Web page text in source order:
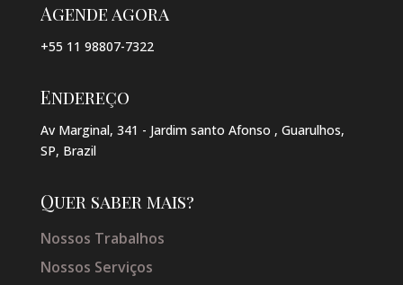
Agende agora
+55 11 98807-7322
Endereço
Av Marginal, 341 - Jardim santo Afonso , Guarulhos,
SP, Brazil
Quer saber mais?
Nossos Trabalhos
Nossos Serviços